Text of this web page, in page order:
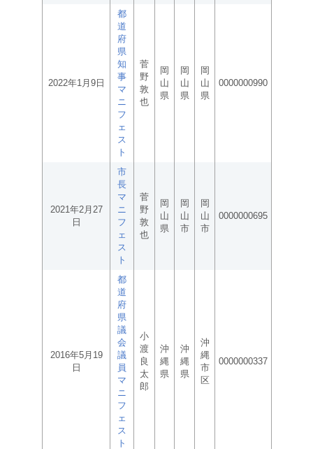
2022年1月9日
都
道
府
県
知
事
マ
ニ
フ
ェ
ス
ト
菅
野
敦
也
岡
山
県
岡
山
県
岡
山
県
0000000990
2021年2月27
日
市
長
マ
ニ
フ
ェ
ス
ト
菅
野
敦
也
岡
山
県
岡
山
市
岡
山
市
0000000695
2016年5月19
日
都
道
府
県
議
会
議
員
マ
ニ
フ
ェ
ス
ト
小
渡
良
太
郎
沖
縄
県
沖
縄
県
沖
縄
市
区
0000000337